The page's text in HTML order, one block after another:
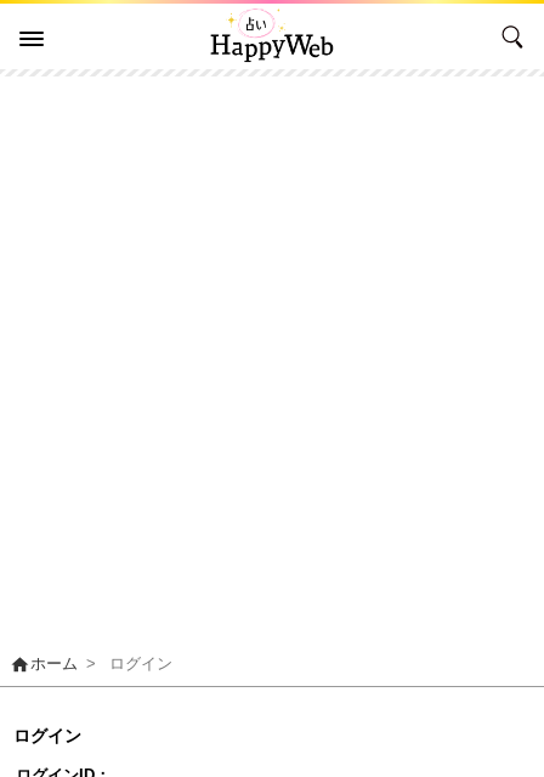
homeホーム > ログイン
ログイン